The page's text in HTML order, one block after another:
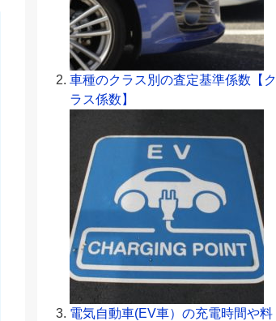
車種のクラス別の査定基準係数【ク
ラス係数】
電気自動車(EV車）の充電時間や料